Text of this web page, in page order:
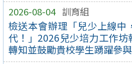
2026-08-04 訓育組
檢送本會辦理「兒少上線中
代！」2026兒少培力工作
轉知並鼓勵貴校學生踴躍參